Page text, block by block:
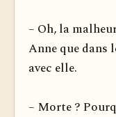
– Oh, la
Anne que dans
avec elle.
– Morte ?